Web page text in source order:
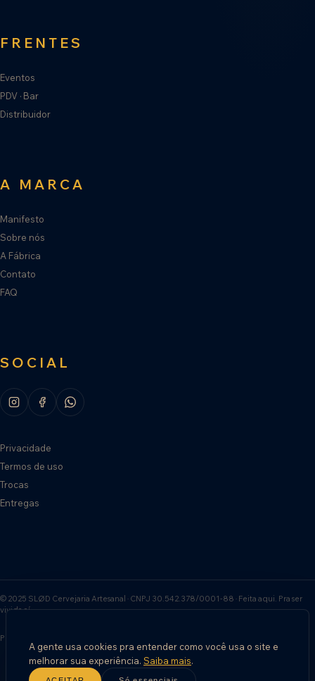
A gente usa cookies pra entender como você usa o site e
melhorar sua experiência. Saiba mais.
FRENTES
Eventos
PDV · Bar
Distribuidor
A MARCA
Manifesto
Sobre nós
A Fábrica
Contato
FAQ
SOCIAL
Privacidade
Termos de uso
Trocas
Entregas
© 2025 SLØD Cervejaria Artesanal · CNPJ 30.542.378/0001-88 · Feita aqui. Pra ser
vivida aí.
Política de privacidade